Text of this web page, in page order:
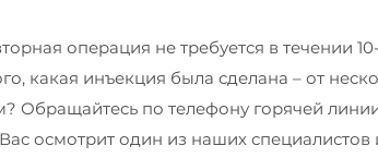
операция не требуется в течении 10-
какая инъекция была сделана – от
Обращайтесь по телефону горячей
осмотрит один из наших специалистов